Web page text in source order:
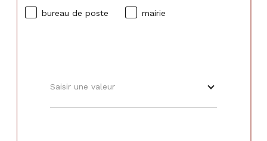
bureau de poste
mairie
Saisir une valeur